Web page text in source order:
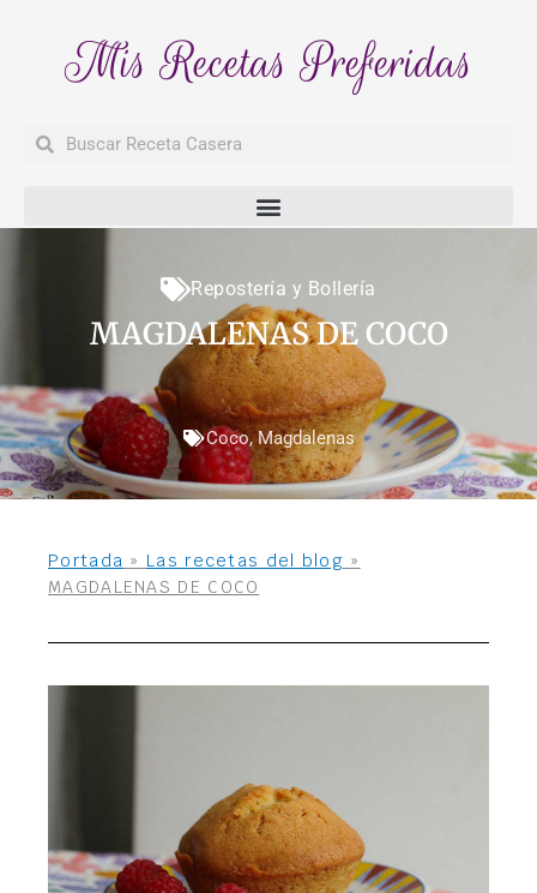
Mis Recetas Preferidas
BuscarBuscar
Repostería y Bollería
MAGDALENAS DE COCO
Coco,Magdalenas
Portada » Las recetas del blog »
MAGDALENAS DE COCO